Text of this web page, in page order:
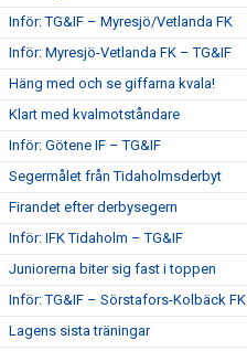
Inför: TG&IF – Myresjö/Vetlanda FK
Inför: Myresjö-Vetlanda FK – TG&IF
Häng med och se giffarna kvala!
Klart med kvalmotståndare
Inför: Götene IF – TG&IF
Segermålet från Tidaholmsderbyt
Firandet efter derbysegern
Inför: IFK Tidaholm – TG&IF
Juniorerna biter sig fast i toppen
Inför: TG&IF – Sörstafors-Kolbäck FK
Lagens sista träningar